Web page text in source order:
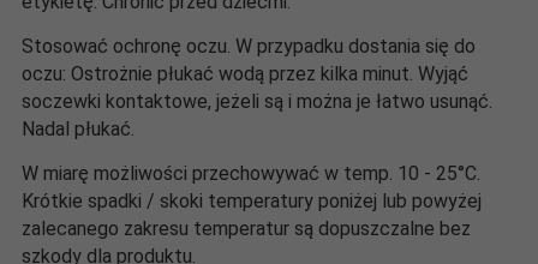
Stosować ochronę oczu. W przypadku dostania się do
oczu: Ostrożnie płukać wodą przez kilka minut. Wyjąć
soczewki kontaktowe, jeżeli są i można je łatwo usunąć.
Nadal płukać.
W miarę możliwości przechowywać w temp. 10 - 25°C.
Krótkie spadki / skoki temperatury poniżej lub powyżej
zalecanego zakresu temperatur są dopuszczalne bez
szkody dla produktu.